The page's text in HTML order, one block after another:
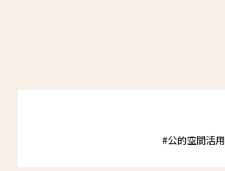
#公的空間活用